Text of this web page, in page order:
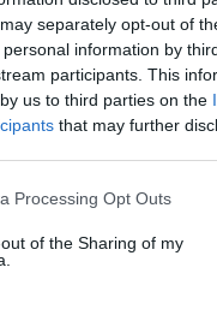
separately opt-out of
information by
participants. This
us to third parties on the
that may further
Processing Opt Outs
of the Sharing of my